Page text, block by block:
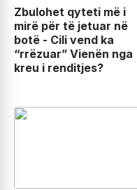
Zbulohet qyteti më i
mirë për të jetuar në
botë - Cili vend ka
“rrëzuar” Vienën nga
kreu i renditjes?